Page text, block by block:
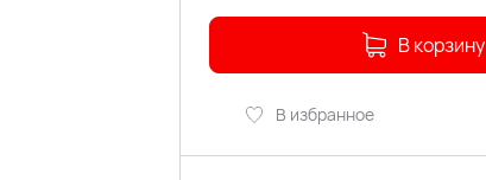
В корзину
В избранное